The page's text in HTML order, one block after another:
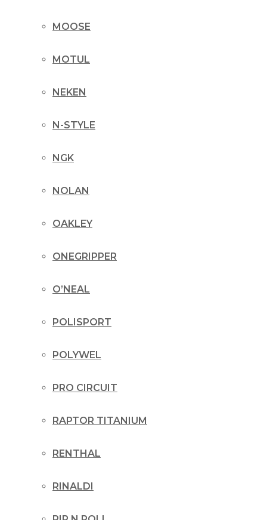
MOOSE
MOTUL
NEKEN
N-STYLE
NGK
NOLAN
OAKLEY
ONEGRIPPER
O’NEAL
POLISPORT
POLYWEL
PRO CIRCUIT
RAPTOR TITANIUM
RENTHAL
RINALDI